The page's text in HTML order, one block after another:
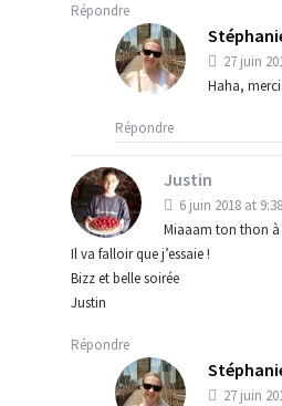
Répondre
27 juin
Haha,
Répondre
Justin
6 juin 2018 at
Miaaam ton thon à
Il va falloir que j’essaie !
Bizz et belle soirée
Justin
Répondre
27 juin